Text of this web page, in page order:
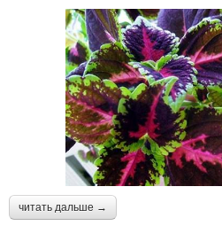
читать дальше →